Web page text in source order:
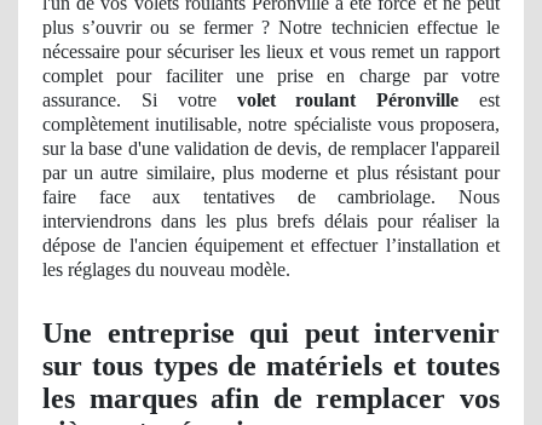
plus s’ouvrir ou se fermer ? Notre technicien effectue le
nécessaire pour sécuriser les lieux et vous remet un rapport
complet pour faciliter une prise en charge par votre
assurance. Si votre volet roulant Péronville est
complètement inutilisable, notre spécialiste vous proposera,
sur la base d'une validation de devis, de remplacer l'appareil
par un autre similaire, plus moderne et plus résistant pour
faire face aux tentatives de cambriolage. Nous
interviendrons dans les plus brefs délais pour réaliser la
dépose de l'ancien équipement et effectuer l’installation et
les réglages du nouveau modèle.
Une entreprise qui peut intervenir
sur tous types de matériels et toutes
les marques afin de remplacer vos